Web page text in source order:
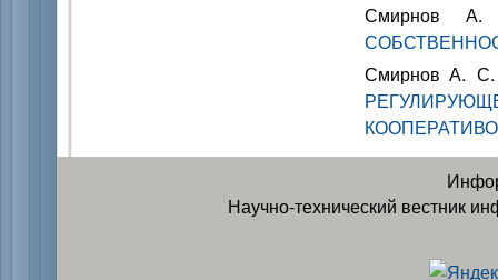
Смирнов
Смирнов А.
Научно-технический вестник